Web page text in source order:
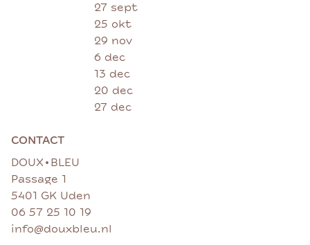
27 sept
25 okt
29 nov
6 dec
13 dec
20 dec
27 dec
CONTACT
DOUX • BLEU
Passage 1
5401 GK Uden
06 57 25 10 19
info@douxbleu.nl